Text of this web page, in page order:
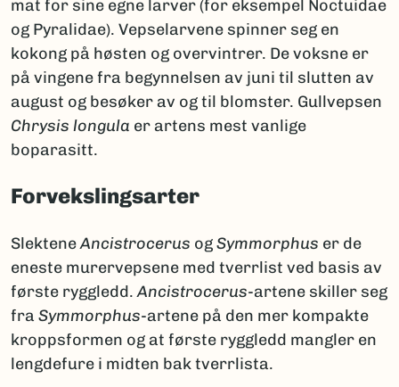
mat for sine egne larver (for eksempel Noctuidae
og Pyralidae). Vepselarvene spinner seg en
kokong på høsten og overvintrer. De voksne er
på vingene fra begynnelsen av juni til slutten av
august og besøker av og til blomster. Gullvepsen
Chrysis longula er artens mest vanlige
boparasitt.
Forvekslingsarter
SlekteneAncistrocerus ogSymmorphus er de
eneste murervepsene med tverrlist ved basis av
første ryggledd.Ancistrocerus-artene skiller seg
fra Symmorphus-artene på den mer kompakte
kroppsformen og at første ryggledd mangler en
lengdefure i midten bak tverrlista.